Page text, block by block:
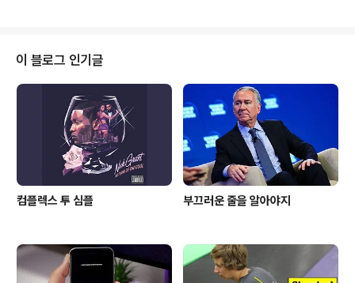
워치페이스를 애플워치가 출시하기도 전에 '영원'이라는
그럴싸한 네이밍으로 출시하기는 했으나, 사실 '별로'였다.
산발적으로 널린 아이콘들은 불편하기 짝이 없었고, 심지
어 폴더 기능도 지원하지 않았다. iOS 9 호환 업데이..
이 블로그 인기글
컴플렉스 투 심플 부끄러운 줄을 알아야지